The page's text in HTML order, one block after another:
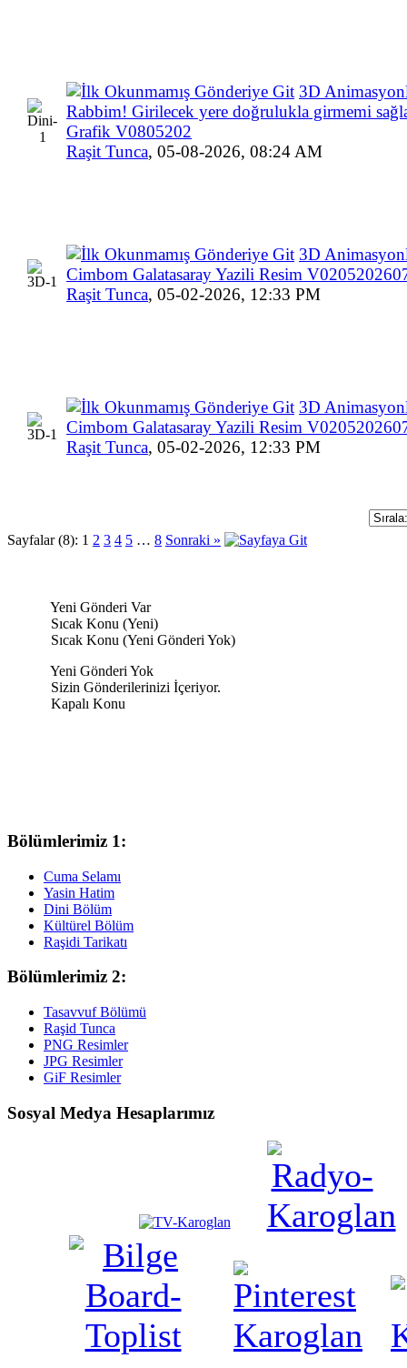
3D
Rabbim! Girilecek yere doğrulukla girmemi
Grafik V0805202
Raşit Tunca, 05-08-2026, 08:24 AM
3D
Cimbom Galatasaray Yazili Resim
Raşit Tunca, 05-02-2026, 12:33 PM
3D
Cimbom Galatasaray Yazili Resim
Raşit Tunca, 05-02-2026, 12:33 PM
Sayfalar (8): 1 2 3 4 5 … 8 Sonraki »
Yeni Gönderi Var
Sıcak Konu (Yeni)
Sıcak Konu (Yeni Gönderi Yok)
Yeni Gönderi Yok
Sizin Gönderilerinizi İçeriyor.
Kapalı Konu
Bölümlerimiz 1:
Cuma Selamı
Yasin Hatim
Dini Bölüm
Kültürel Bölüm
Raşidi Tarikatı
Bölümlerimiz 2:
Tasavvuf Bölümü
Raşid Tunca
PNG Resimler
JPG Resimler
GiF Resimler
Sosyal Medya Hesaplarımız